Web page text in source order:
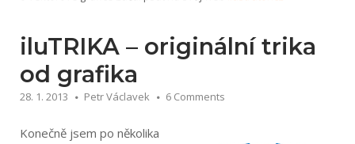
iluTRIKA – originální trika
od grafika
28. 1. 2013 Petr Václavek 6 Comments
Konečně jsem po několika